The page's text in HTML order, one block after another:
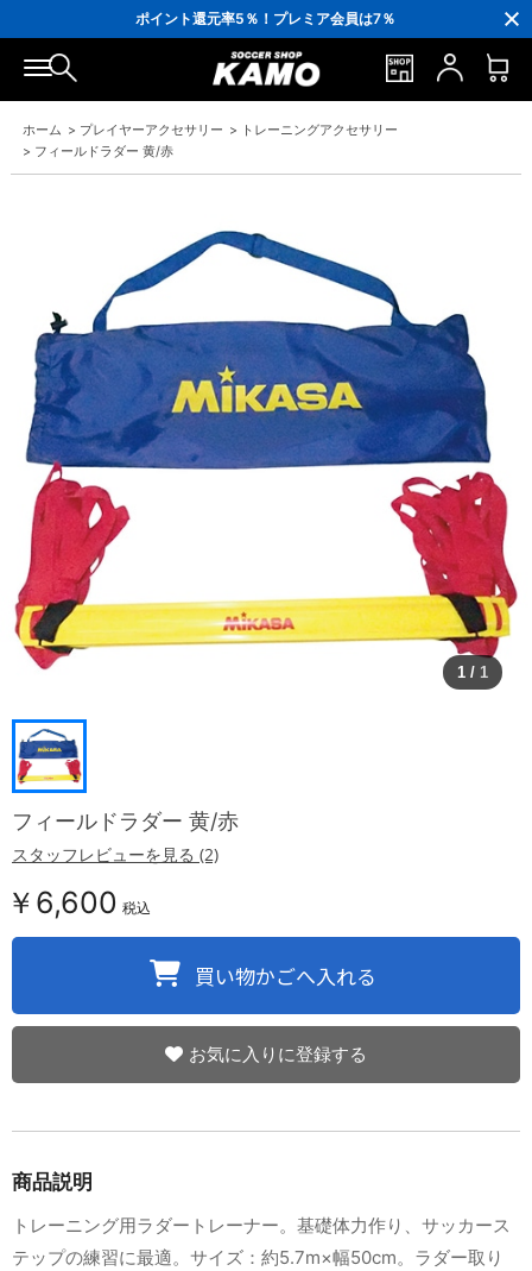
ポイント還元率5％！プレミア会員は7％
会員の方にはお誕生月に「10％OFFクーポン」プレゼント！
16,000円(税込)以上でシューズケースプレゼント！
3,300円(税込)以上で送料無料！
ホーム > プレイヤーアクセサリー > トレーニングアクセサリー
> フィールドラダー 黄/赤
1 / 1
フィールドラダー 黄/赤
スタッフレビューを見る (2)
￥6,600 税込
お気に入りに登録する
商品説明
トレーニング用ラダートレーナー。基礎体力作り、サッカース
テップの練習に最適。サイズ：約5.7m×幅50cm。ラダー取り